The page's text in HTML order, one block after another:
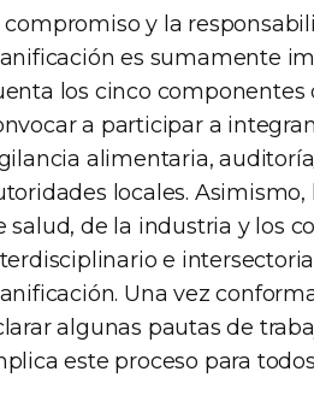
compromiso y la
es sumamente
los cinco
a participar a
alimentaria,
locales.
salud, de la industria y los
e
Una vez
algunas pautas de
este proceso para